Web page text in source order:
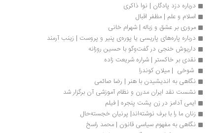
درباره دزد پادگان | نوا ذاکری
اسلام و علم | مظفر اقبال
مروری بر عشق و زباله | شهرام خانی
درباره پاره‌های پاریسی یا پوره‌ی پنیر و پروست | زینب آرمند
داریوش خنجی در گفت‌وگو با حسین روزانه
نقدی بر خاکستر | شراره شریعت زاده
شوخی  | میلان کوندرا
نگاهی به اندیشیدن با هنر | رضا صائمی
نشست نقد ایران مدرن و نظام آموزشی آن برگزار شد
ایمی آدامز در زن پشت پنجره | فیلم
زنان ما را با برف نوشته‌اند| پرنیان خجسته‌حال
نگاهی به مفهوم سیاسی قانون | محمد راسخ